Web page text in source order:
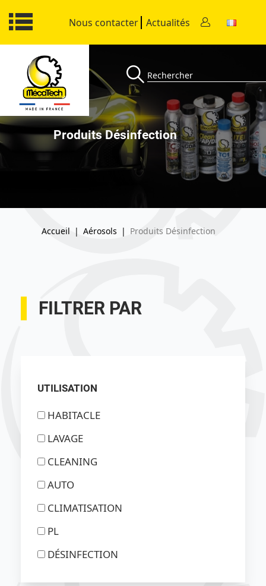
Nous contacter Actualités
Produits Désinfection
Accueil | Aérosols | Produits Désinfection
FILTRER PAR
UTILISATION
HABITACLE
LAVAGE
CLEANING
AUTO
CLIMATISATION
PL
DÉSINFECTION